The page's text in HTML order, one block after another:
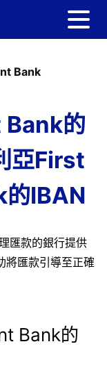
Bank
的
亞First
IBAN
匯款的銀行提供
將匯款引導至正確
Bank的